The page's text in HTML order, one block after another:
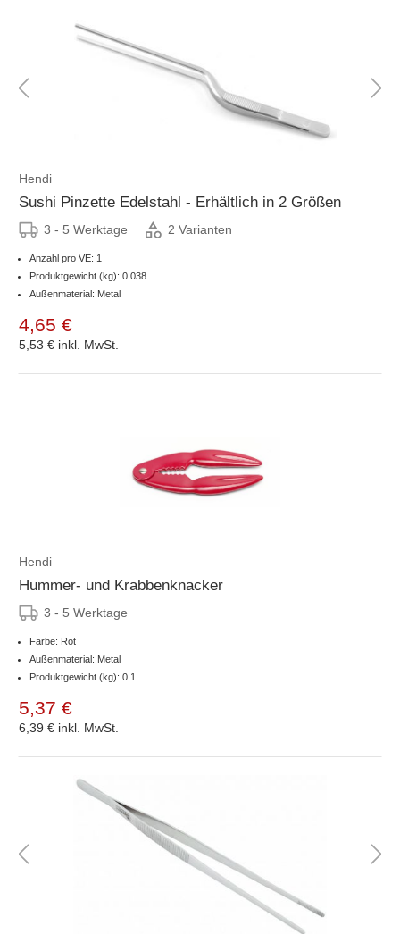
Hendi
Sushi Pinzette Edelstahl - Erhältlich in 2 Größen
3 - 5 Werktage 2 Varianten
Anzahl pro VE: 1
Produktgewicht (kg): 0.038
Außenmaterial: Metal
4,65 €
5,53 € inkl. MwSt.
Hendi
Hummer- und Krabbenknacker
3 - 5 Werktage
Farbe: Rot
Außenmaterial: Metal
Produktgewicht (kg): 0.1
5,37 €
6,39 € inkl. MwSt.